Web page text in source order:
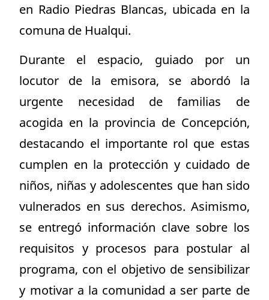
en Radio Piedras Blancas, ubicada en la
comuna de Hualqui.
Durante el espacio, guiado por un
locutor de la emisora, se abordó la
urgente necesidad de familias de
acogida en la provincia de Concepción,
destacando el importante rol que estas
cumplen en la protección y cuidado de
niños, niñas y adolescentes que han sido
vulnerados en sus derechos. Asimismo,
se entregó información clave sobre los
requisitos y procesos para postular al
programa, con el objetivo de sensibilizar
y motivar a la comunidad a ser parte de